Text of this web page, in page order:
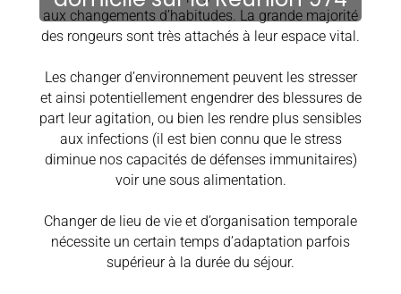
aux changements d’habitudes. La grande majorité
des rongeurs sont très attachés à leur espace vital.
Les changer d’environnement peuvent les stresser
et ainsi potentiellement engendrer des blessures de
part leur agitation, ou bien les rendre plus sensibles
aux infections (il est bien connu que le stress
diminue nos capacités de défenses immunitaires)
voir une sous alimentation.
Changer de lieu de vie et d’organisation temporale
nécessite un certain temps d’adaptation parfois
supérieur à la durée du séjour.